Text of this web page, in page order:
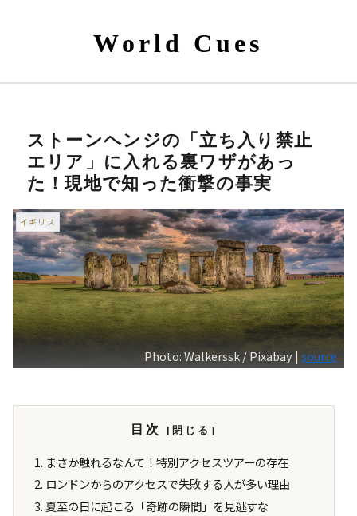
World Cues
ストーンヘンジの「立ち入り禁止
エリア」に入れる裏ワザがあっ
た！現地で知った衝撃の事実
イギリス
Photo: Walkerssk / Pixabay |source
目次
まさか触れるなんて！特別アクセスツアーの存在
ロンドンからのアクセスで失敗する人が多い理由
夏至の日に起こる「奇跡の瞬間」を見逃すな